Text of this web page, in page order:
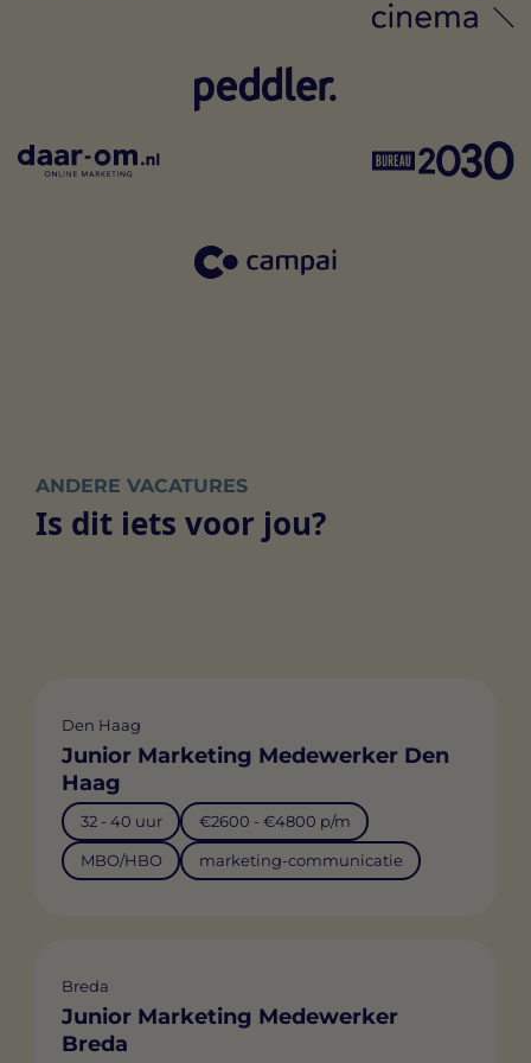
ANDERE VACATURES
Is dit iets voor jou?
Den Haag
Junior Marketing Medewerker Den
Haag
32 - 40 uur €2600 - €4800 p/m
MBO/HBO marketing-communicatie
Breda
Junior Marketing Medewerker
Breda